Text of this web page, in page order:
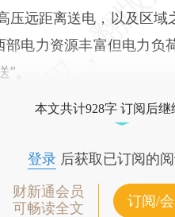
压远距离送电，以及区
部电力资源丰富但电力负
。
本文共计928字 订阅后继
登录后获取已订阅的
财新通会员
可畅读全文
订阅/